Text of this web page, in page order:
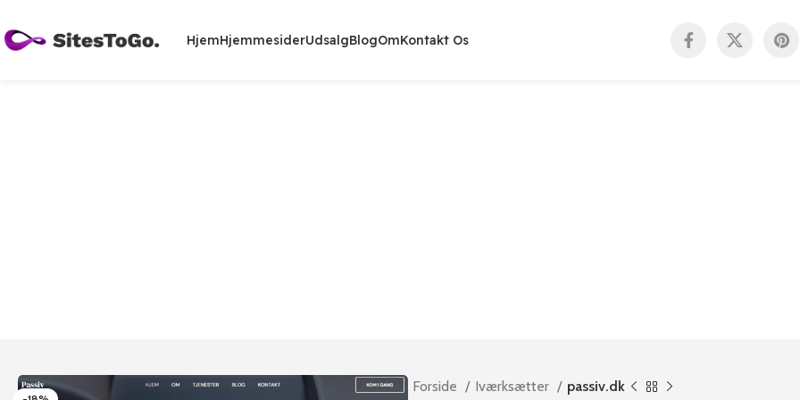
HjemHjemmesiderUdsalgBlogOmKontakt Os
Forside Iværksætter passiv.dk